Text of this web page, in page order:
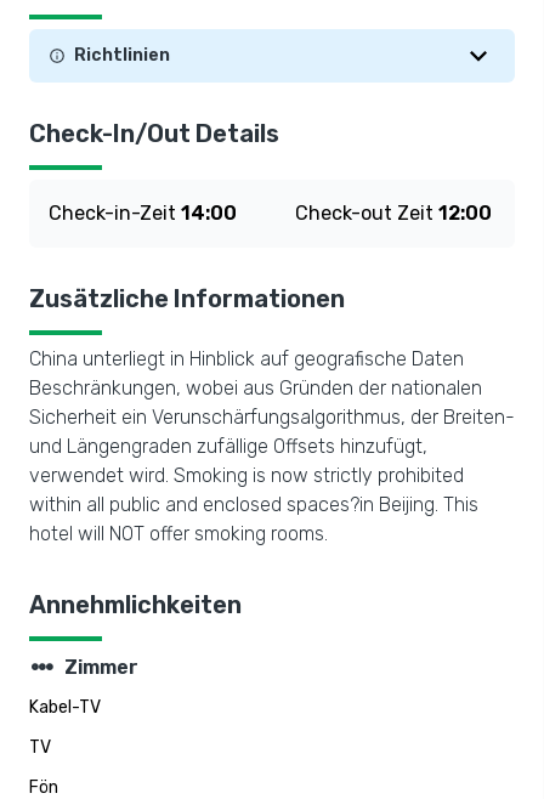
Richtlinien
Check-In/Out Details
Check-in-Zeit 14:00 Check-out Zeit 12:00
Zusätzliche Informationen
China unterliegt in Hinblick auf geografische Daten
Beschränkungen, wobei aus Gründen der nationalen
Sicherheit ein Verunschärfungsalgorithmus, der Breiten-
und Längengraden zufällige Offsets hinzufügt,
verwendet wird. Smoking is now strictly prohibited
within all public and enclosed spaces?in Beijing. This
hotel will NOT offer smoking rooms.
Annehmlichkeiten
steppers Zimmer
Kabel-TV
TV
Fön